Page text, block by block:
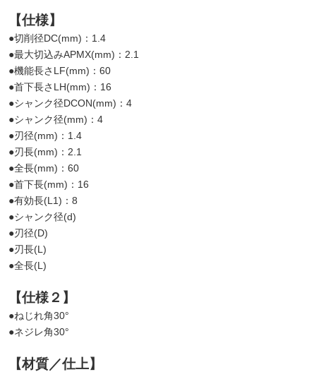
【仕様】
●切削径DC(mm)：1.4
●最大切込みAPMX(mm)：2.1
●機能長さLF(mm)：60
●首下長さLH(mm)：16
●シャンク径DCON(mm)：4
●シャンク径(mm)：4
●刃径(mm)：1.4
●刃長(mm)：2.1
●全長(mm)：60
●首下長(mm)：16
●有効長(L1)：8
●シャンク径(d)
●刃径(D)
●刃長(L)
●全長(L)
【仕様２】
●ねじれ角30°
●ネジレ角30°
【材質／仕上】